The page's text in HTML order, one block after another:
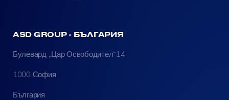
ASD GROUP - БЪЛГАРИЯ
Булевард „Цар Освободител“14
1000 София
България